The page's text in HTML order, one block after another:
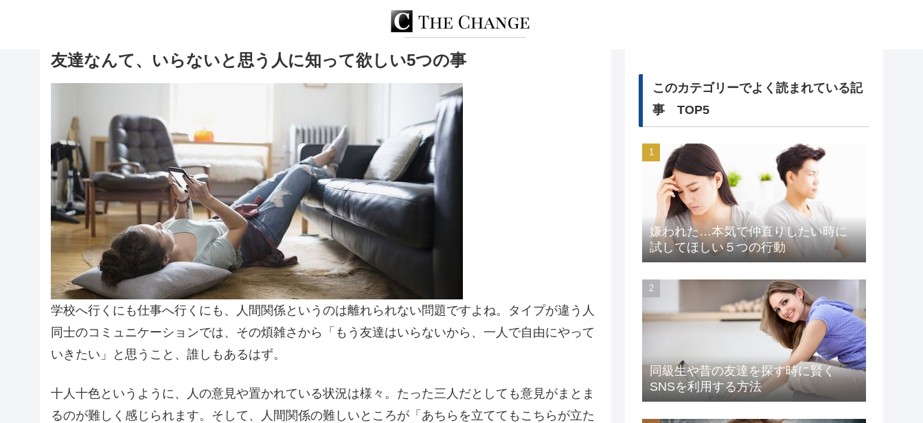
友達なんて、いらないと思う人に知って欲しい5つの事
学校へ行くにも仕事へ行くにも、人間関係というのは離れられない問題ですよね。タイプが違う人
同士のコミュニケーションでは、その煩雑さから「もう友達はいらないから、一人で自由にやって
いきたい」と思うこと、誰しもあるはず。
十人十色というように、人の意見や置かれている状況は様々。たった三人だとしても意見がまとま
るのが難しく感じられます。そして、人間関係の難しいところが「あちらを立ててもこちらが立た
このカテゴリーでよく読まれている記
事 TOP5
嫌われた…本気で仲直りしたい時に
試してほしい５つの行動
同級生や昔の友達を探す時に賢く
SNSを利用する方法